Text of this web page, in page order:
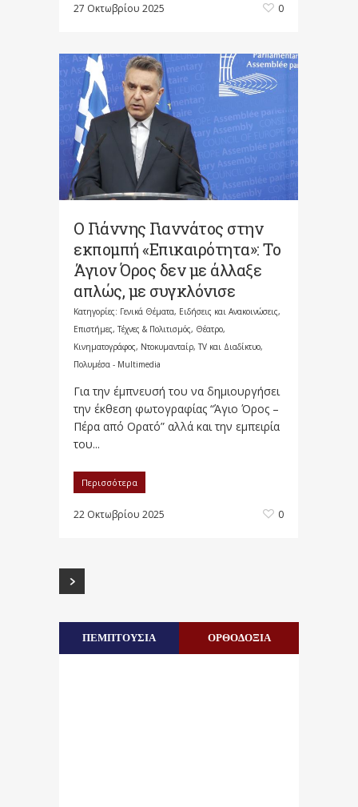
27 Οκτωβρίου 2025 0
Ο Γιάννης Γιαννάτος στην
εκπομπή «Επικαιρότητα»: Το
Άγιον Όρος δεν με άλλαξε
απλώς, με συγκλόνισε
Κατηγορίες: Γενικά Θέματα, Ειδήσεις και Ανακοινώσεις,
Επιστήμες, Τέχνες & Πολιτισμός, Θέατρο,
Κινηματογράφος, Ντοκυμανταίρ, TV και Διαδίκτυο,
Πολυμέσα - Multimedia
Για την έμπνευσή του να δημιουργήσει
την έκθεση φωτογραφίας “Άγιο Όρος –
Πέρα από Ορατό” αλλά και την εμπειρία
του...
Περισσότερα
22 Οκτωβρίου 2025 0
ΠΕΜΠΤΟΥΣΙΑ ΟΡΘΟΔΟΞΙΑ